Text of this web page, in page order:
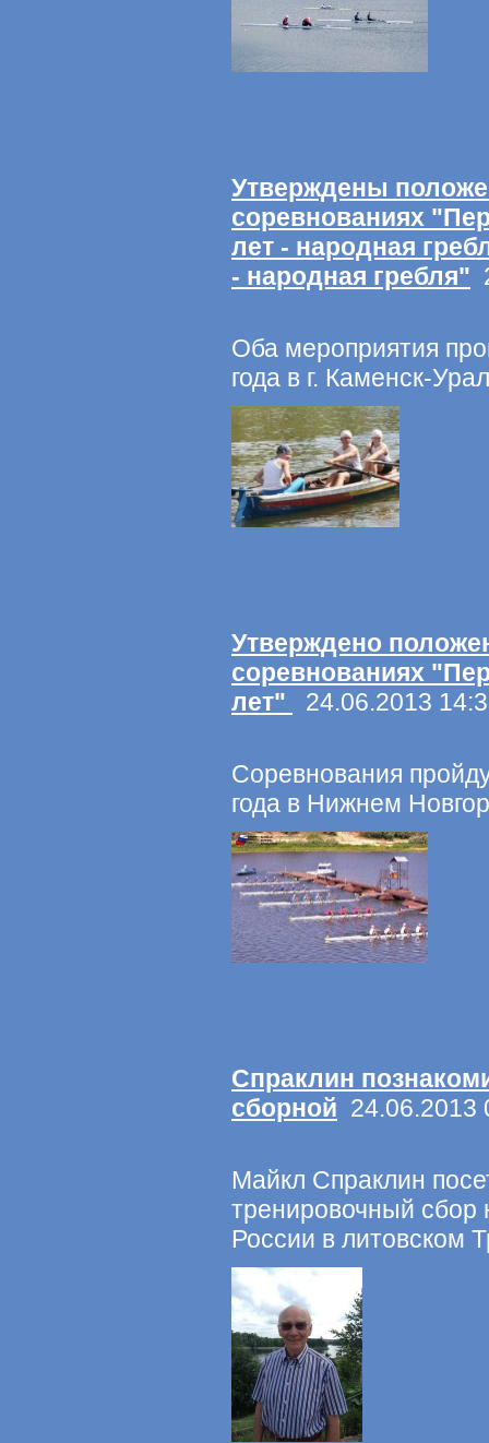
Утверждены
соревнованиях
лет - народная
- народная гребля"
Оба мероприятия
года в г. Каменск-
Утверждено
соревнованиях
лет"
24.06.2013
Соревнования
года в Нижнем
Спраклин
сборной 24.06.2013
Майкл Спраклин
тренировочный
России в литовском